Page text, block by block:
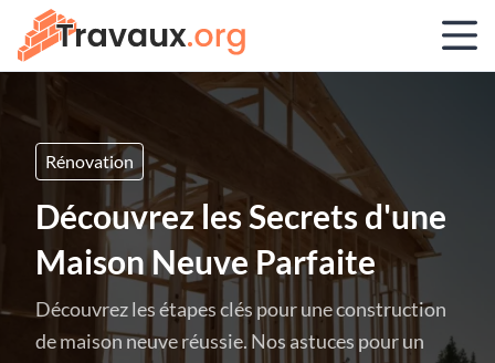
Rénovation
Découvrez les Secrets d'une
Maison Neuve Parfaite
Découvrez les étapes clés pour une construction
de maison neuve réussie. Nos astuces pour un